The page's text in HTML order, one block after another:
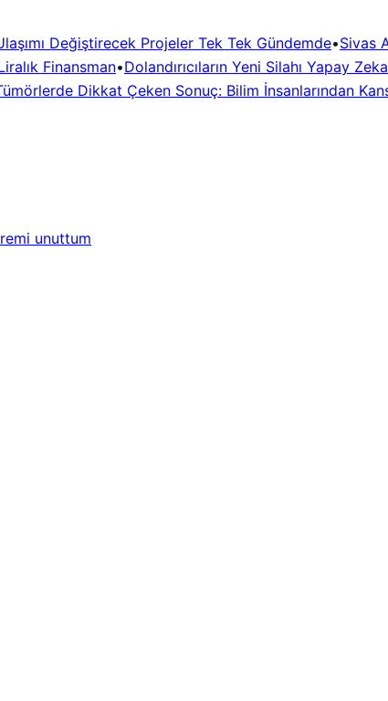
Değiştirecek Projeler Tek Tek Gündemde•Sivas
Finansman•Dolandırıcıların Yeni Silahı Yapay
Dikkat Çeken Sonuç: Bilim İnsanlarından
unuttum